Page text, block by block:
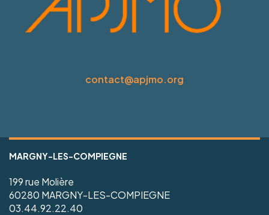
contact@apjmo.org
MARGNY-LES-COMPIEGNE
199 rue Molière
60280 MARGNY-LES-COMPIEGNE
03.44.92.22.40